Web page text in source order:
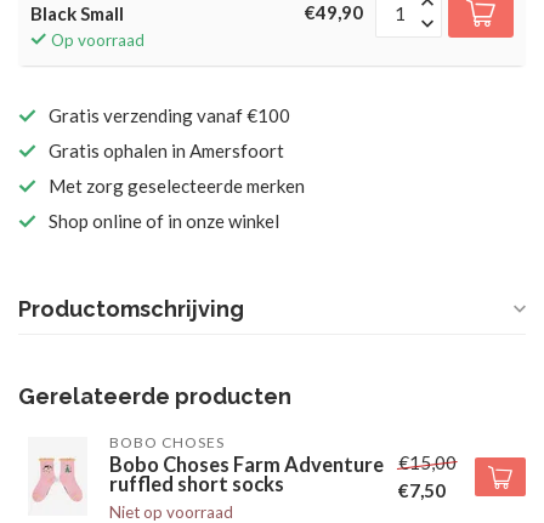
Black Small
Op voorraad
€49,90
Gratis verzending vanaf €100
Gratis ophalen in Amersfoort
Met zorg geselecteerde merken
Shop online of in onze winkel
Productomschrijving
Gerelateerde producten
BOBO CHOSES
Bobo Choses Farm Adventure
ruffled short socks
Niet op voorraad
€15,00
€7,50